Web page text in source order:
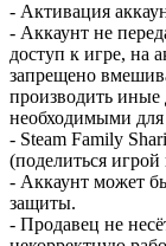
- Активация
- Аккаунт не
доступ к игре, на
запрещено
производить иные
необходимыми
- Steam Family
(поделиться игрой
- Аккаунт может
защиты.
- Продавец не